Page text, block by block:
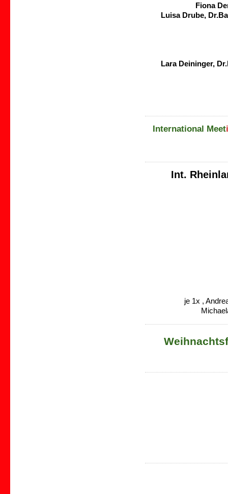
Fiona
Luisa Drube,
Lara Deininger,
International Meet
Int.
je 1x ,